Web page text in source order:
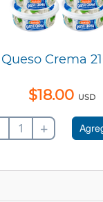
Queso Crema
$18.00 USD
+